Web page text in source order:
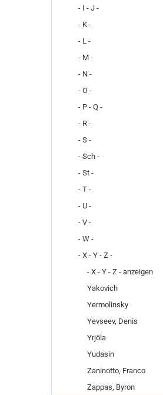
- I - J -
- K -
- L -
- M -
- N -
- O -
- P - Q -
- R -
- S -
- Sch -
- St -
- T -
- U -
- V -
- W -
- X - Y - Z -
- X - Y - Z - anzeigen
Yakovich
Yermolinsky
Yevseev, Denis
Yrjöla
Yudasin
Zaninotto, Franco
Zappas, Byron